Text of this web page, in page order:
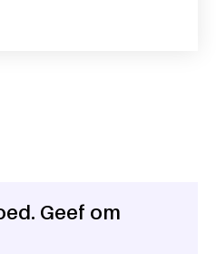
bij aan de best mogelijke
Geef om